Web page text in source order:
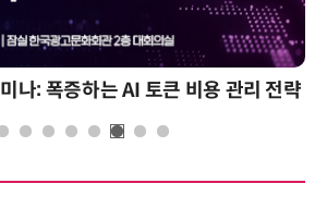
나: 폭증하는 AI 토큰 비용 관리 전략